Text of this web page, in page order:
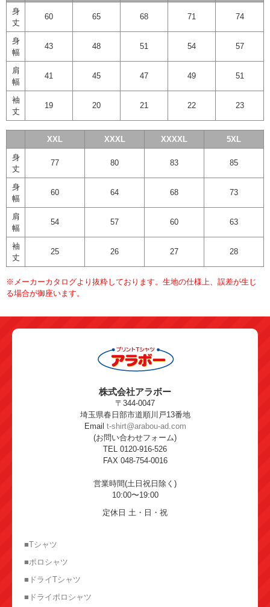
身
丈
60 65 68 71 74
身
幅
43 48 51 54 57
肩
幅
41 45 47 49 51
袖
丈
19 20 21 22 23
XXL XXXL XXXXL
5XL
身
丈
77 80 83 85
身
幅
60 64 68 73
肩
幅
54 57 60 63
袖
丈
25 26 27 28
※メーカーカタログより抜粋しております。生地の仕様上、誤差が生じ
る場合が御座います。
株式会社アラボー
〒344-0047
埼玉県春日部市道順川戸13番地
Email t-shirt@arabou-ad.com
(お問い合わせフォーム)
TEL 0120-916-526
FAX 048-754-0016
営業時間(土日祝日除く)
10:00〜19:00
定休日 土・日・祝
■Tシャツ
■ポロシャツ
■ドライTシャツ
■ドライポロシャツ